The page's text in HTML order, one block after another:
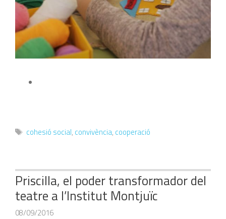
Etiquetes
cohesió social, convivència, cooperació
Priscilla, el poder transformador del
teatre a l’Institut Montjuïc
08/09/2016